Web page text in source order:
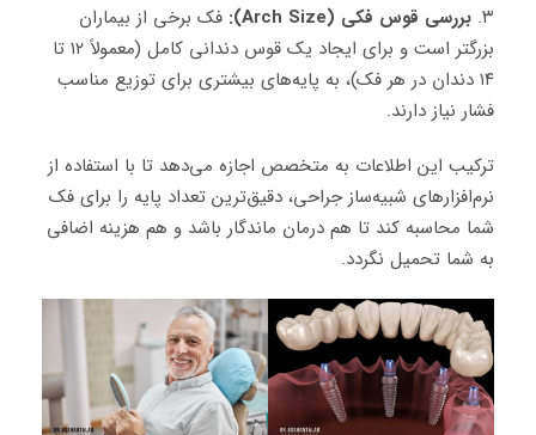
۳. بررسی قوس فکی (Arch Size):
فک برخی از بیماران
بزرگتر است و برای ایجاد یک قوس دندانی کامل (معمولاً ۱۲ تا
۱۴ دندان در هر فک)، به پایه‌های بیشتری برای توزیع مناسب
فشار نیاز دارند.
ترکیب این اطلاعات به متخصص اجازه می‌دهد تا با استفاده از
نرم‌افزارهای شبیه‌ساز جراحی، دقیق‌ترین تعداد پایه را برای فک
شما محاسبه کند تا هم درمان ماندگار باشد و هم هزینه اضافی
به شما تحمیل نگردد.